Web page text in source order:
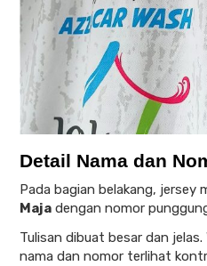
Detail Nama dan
Pada bagian belakang, jersey
Maja dengan nomor
Tulisan dibuat besar dan
nama dan nomor terlihat